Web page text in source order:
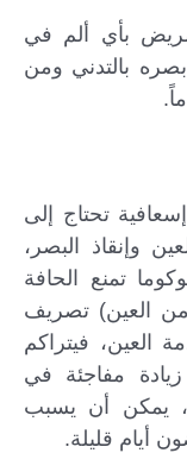
بأي ألم في
بصره بالتدني ومن
تحتاج إلى
وإنقاذ البصر،
تمنع الحافة
من العين) تصريف
العين، فيتراكم
مفاجئة في
يمكن أن يسبب
أيام قليلة.